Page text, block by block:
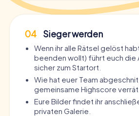
04 Sieger werden
Wenn ihr alle Rätsel gelöst
beenden wollt) führt euch die
sicher zum Startort.
Wie hat euer Team
gemeinsame Highscore
Eure Bilder findet ihr
privaten Galerie.